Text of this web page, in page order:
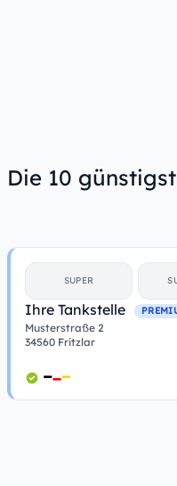
Die 10
SUPER
Ihre Tankstelle
Musterstraße 2
34560 Fritzlar